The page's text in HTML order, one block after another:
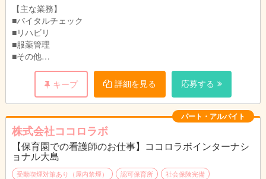
【主な業務】
■バイタルチェック
■リハビリ
■服薬管理
■その他
精神科に特化した訪問看護で、
バイタルチェックや
リハビリ、日常生活のサポートなど看護業務全般をお任せしま
す。
利用者様のご自宅にそれぞれ訪問するので
業務と合わせてゆっくり日常会話も楽しんだり、
一人一人にしっかり向き合う事ができます。
自宅から訪問先まで、社用車でそのまま直行直帰OK。
キープ 詳細を見る 応募する
パート・アルバイト
株式会社ココロラボ
【保育園での看護師のお仕事】ココロラボインターナシ
ョナル大島
受動喫煙対策あり（屋内禁煙） 認可保育所
社会保険完備